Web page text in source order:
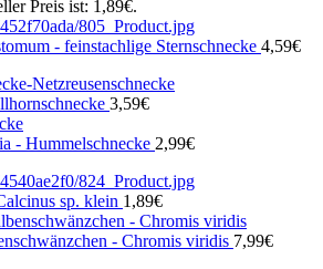
Preis ist: 1,89€.
- feinstachlige Sternschnecke 4,59€
3,59€
- Hummelschnecke 2,99€
sp. klein 1,89€
- Chromis viridis 7,99€